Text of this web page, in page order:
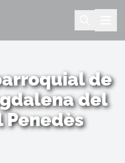
de
del
Penedès